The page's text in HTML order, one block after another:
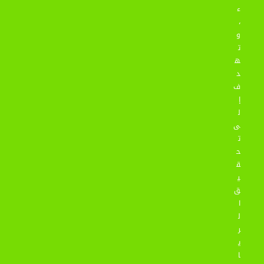
ء
،
و
ت
ه
د
ف
إ
ل
ى
ت
ح
ق
ي
ق
ا
ل
ر
ي
ا